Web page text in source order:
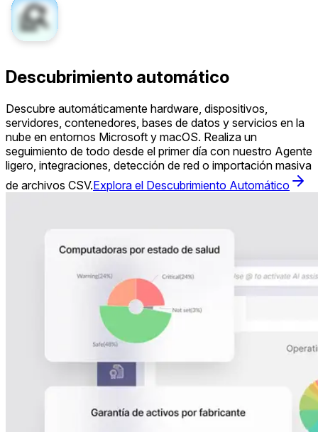
Descubrimiento automático
Descubre automáticamente hardware, dispositivos,
servidores, contenedores, bases de datos y servicios en la
nube en entornos Microsoft y macOS. Realiza un
seguimiento de todo desde el primer día con nuestro Agente
ligero, integraciones, detección de red o importación masiva
de archivos CSV.Explora el Descubrimiento Automático